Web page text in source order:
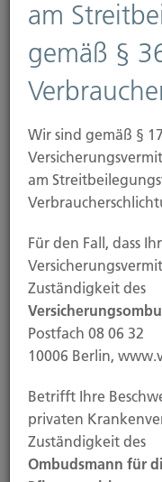
Hinweis zur
Die verantwortliche
Datenverarbeitung
Dipl. Ökonom
Kapellstraße 2
40479 Düsseldorf
Telefon: 0211-490066
E-Mail:
Verantwortliche
juristische Person,
anderen über die
Verarbeitung von
Namen, E-Mail-
Widerruf Ihrer
Datenverarbeitung
am
gemäß §
Wir sind gemäß §
am
Für den Fall, dass
Zuständigkeit des
Postfach 08 06 32
10006 Berlin,
Betrifft Ihre
privaten
Zuständigkeit des
Ombudsmann für